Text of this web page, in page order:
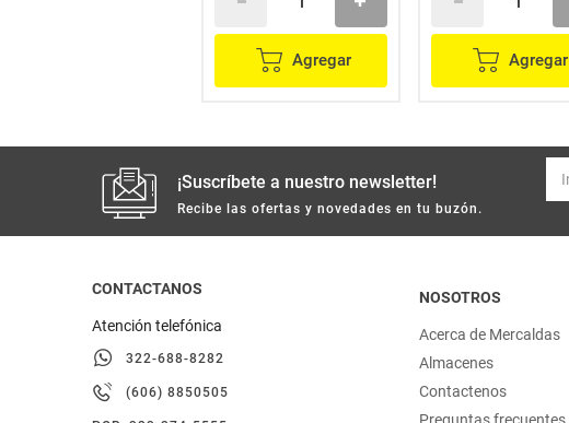
Agregar Agregar
¡Suscríbete a nuestro newsletter!
Recibe las ofertas y novedades en tu buzón.
CONTACTANOS
Atención telefónica
322-688-8282
(606) 8850505
NOSOTROS
Acerca de Mercaldas
Almacenes
Contactenos